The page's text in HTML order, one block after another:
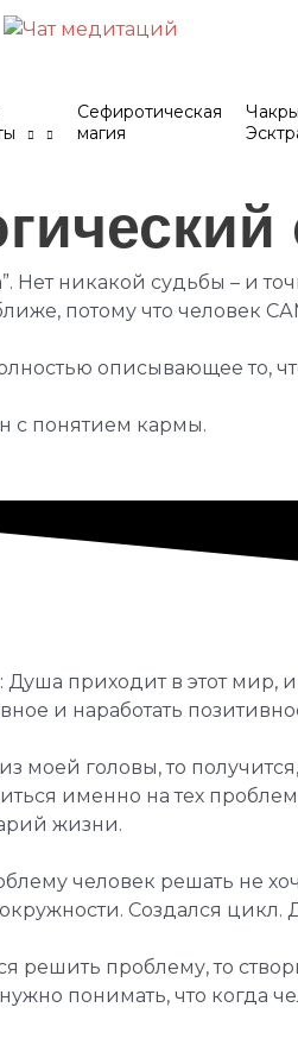
Сефиротическая
магия
Нет никакой судьбы – и
потому что человек
описывающее то,
с понятием кармы.
Душа приходит в этот
и наработать
моей головы, то
именно на тех
жизни.
человек решать не
Создался
решить проблему, то
понимать, что когда